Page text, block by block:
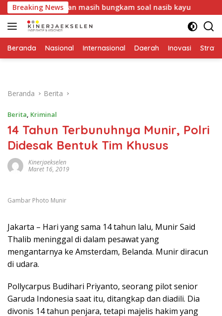
Langsung
ke
konten
Breaking News
DLH Medan masih bungkam soal nasib kayu Industri
Beranda Nasional Internasional Daerah Inovasi
Beranda Berita
Berita, Kriminal
14 Tahun Terbunuhnya Munir, Polri
Didesak Bentuk Tim Khusus
Kinerjaekselen
Maret 16, 2019
Gambar Photo Munir
Jakarta – Hari yang sama 14 tahun lalu, Munir Said
Thalib meninggal di dalam pesawat yang
mengantarnya ke Amsterdam, Belanda. Munir diracun
di udara.
Pollycarpus Budihari Priyanto, seorang pilot senior
Garuda Indonesia saat itu, ditangkap dan diadili. Dia
divonis 14 tahun penjara, tetapi majelis hakim yang